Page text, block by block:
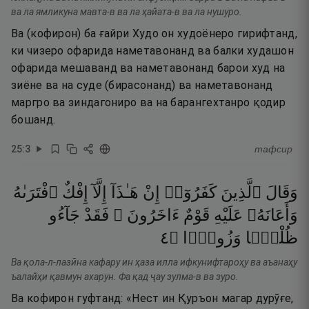
ва ла ямликуна мавта-в ва ла ҳайата-в ва ла нушуро.
Ва (кофирон) ба ғайри Худо он худоёнеро гирифтанд,
ки чизеро офарида наметавонанд ва балки худашон
офарида мешаванд ва наметавонанд барои худ на
зиёне ва на суде (бирасонанд) ва наметавонанд
маргро ва зиндагониро ва на барангехтанро қодир
бошанд.
25:3 тафсир
وَقَالَ ٱلَّذِينَ كَفَرُوٓا۟ إِنْ هَـٰذَآ إِلَّآ إِفْكٌ ٱفْتَرَىٰهُ
وَأَعَانَهُۥ عَلَيْهِ قَوْمٌ ءَاخَرُونَ ۖ فَقَدْ جَآءُو
ظُلْمًۭا وَزُورًۭا ۝٤
Ва қола-л-лазӣна кафару ин ҳаза илла ифкунифтароҳу ва аъанаҳу
ъалайҳи қавмун ахарун. Фа қад ҷау зулма-в ва зуро.
Ва кофирон гуфтанд: «Нест ин Қуръон магар дурӯғе,